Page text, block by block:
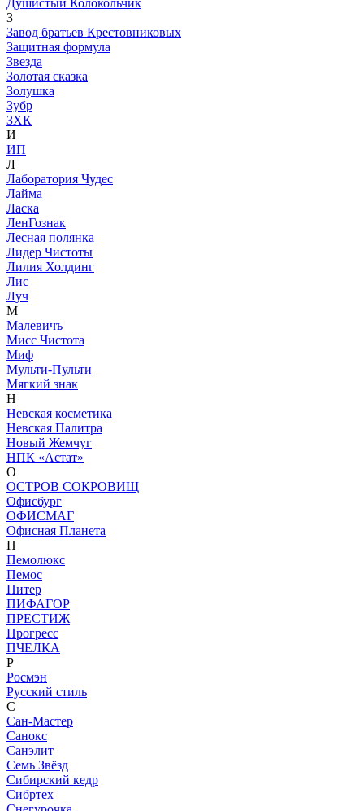
Душистый Колокольчик
З
Завод братьев Крестовниковых
Защитная формула
Звезда
Золотая сказка
Золушка
Зубр
ЗХК
И
ИП
Л
Лаборатория Чудес
Лайма
Ласка
ЛенГознак
Лесная полянка
Лидер Чистоты
Лилия Холдинг
Лис
Луч
М
Малевичъ
Мисс Чистота
Миф
Мульти-Пульти
Мягкий знак
Н
Невская косметика
Невская Палитра
Новый Жемчуг
НПК «Астат»
О
ОСТРОВ СОКРОВИЩ
Офисбург
ОФИСМАГ
Офисная Планета
П
Пемолюкс
Пемос
Питер
ПИФАГОР
ПРЕСТИЖ
Прогресс
ПЧЕЛКА
Р
Росмэн
Русский стиль
С
Сан-Мастер
Санокс
Санэлит
Семь Звёзд
Сибирский кедр
Сибртех